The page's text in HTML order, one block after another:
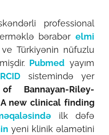
professional
bərabər elmi
ve Türkiyənin nüfuzlu
Pubmed yayım
sistemində yer
Bannayan-Riley-
new clinical finding
ilk dəfə
yeni klinik əlamətini